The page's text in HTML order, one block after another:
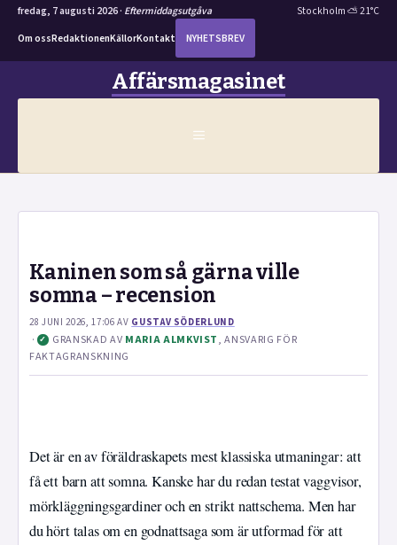
fredag, 7 augusti 2026 · Eftermiddagsutgåva
Stockholm ⛅ 21°C
Om ossRedaktionenKällorKontakt NYHETSBREV
Affärsmagasinet
MENY
Kaninen som så gärna ville
somna – recension
28 JUNI 2026, 17:06 AV GUSTAV SÖDERLUND
· ✓ GRANSKAD AV MARIA ALMKVIST, ANSVARIG FÖR
FAKTAGRANSKNING
Det är en av föräldraskapets mest klassiska utmaningar: att
få ett barn att somna. Kanske har du redan testat vaggvisor,
mörkläggningsgardiner och en strikt nattschema. Men har
du hört talas om en godnattsaga som är utformad för att